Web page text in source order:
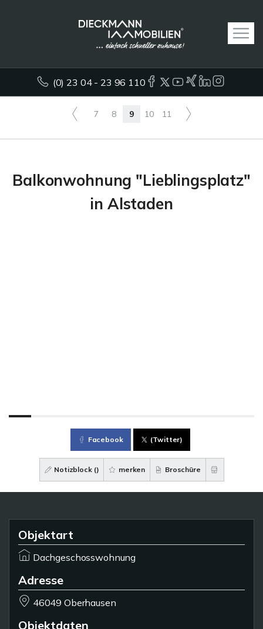
(0) 23 04 - 23 96 110
7 8 9 10 11
Balkonwohnung "Lieblingsplatz"
in Alstaden
Facebook (Twitter)
Notizblock () merken Broschüre
Objektart
Dachgeschosswohnung
Adresse
46049 Oberhausen
Objektdaten